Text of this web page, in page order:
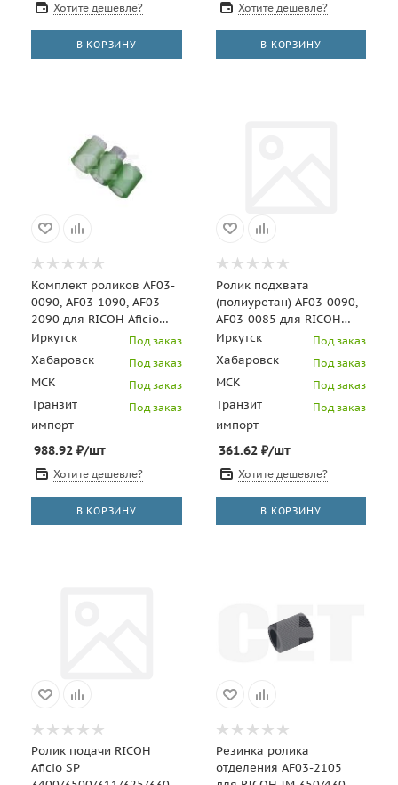
Хотите дешевле?
В КОРЗИНУ
Хотите дешевле?
В КОРЗИНУ
Комплект роликов AF03-
0090, AF03-1090, AF03-
2090 для RICOH Aficio
3035/3045 (CET),
CET5565N
Иркутск Под заказ
Хабаровск Под заказ
МСК Под заказ
Транзит
импорт
Под заказ
988.92 ₽/шт
Хотите дешевле?
В КОРЗИНУ
Ролик подхвата
(полиуретан) AF03-0090,
AF03-0085 для RICOH
Aficio
3035/3045/MPC400/
Иркутск Под заказ
Хабаровск Под заказ
МСК Под заказ
Транзит
импорт
Под заказ
361.62₽/шт
Хотите дешевле?
В КОРЗИНУ
Ролик подачи RICOH
Aficio SP
Резинка ролика
отделения AF03-2105